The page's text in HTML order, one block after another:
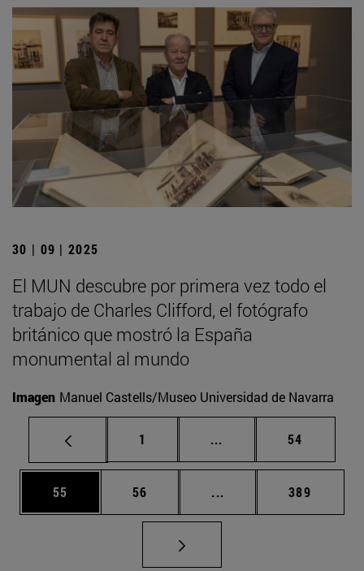
30 | 09 | 2025
El MUN descubre por primera vez todo el
trabajo de Charles Clifford, el fotógrafo
británico que mostró la España
monumental al mundo
Imagen Manuel Castells/Museo Universidad de Navarra
Página
1 ... Páginas intermedias
Página
54
Página
55 Página
56 ... Páginas intermedias
Página
389